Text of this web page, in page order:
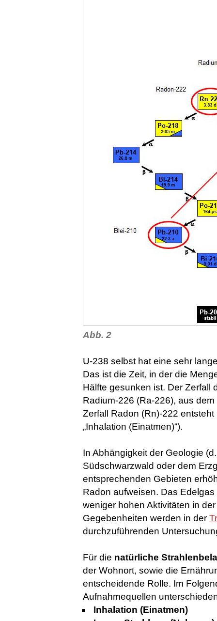
Abb. 2
U-238 selbst hat eine sehr
Das ist die Zeit, in der die
Hälfte gesunken ist. Der Zerfall
Radium-226 (Ra-226), aus
Zerfall Radon (Rn)-222 entsteht
„Inhalation (Einatmen)“).
In Abhängigkeit der Geologie
Südschwarzwald oder dem
entsprechenden Gebieten
Radon aufweisen. Das
weniger hohen Aktivitäten in
Gegebenheiten werden in der
durchzuführenden
Für die natürliche
der Wohnort, sowie die
entscheidende Rolle. Im
Aufnahmequellen
Inhalation (Einatmen)